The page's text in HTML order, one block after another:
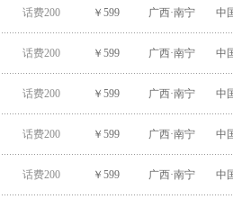
话费200 ￥599 广西·南宁 中
话费200 ￥599 广西·南宁 中
话费200 ￥599 广西·南宁 中
话费200 ￥599 广西·南宁 中
话费200 ￥599 广西·南宁 中